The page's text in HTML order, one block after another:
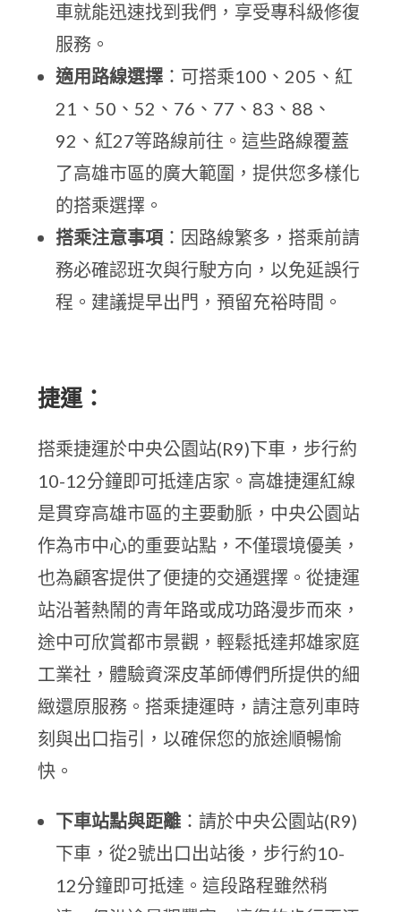
車就能迅速找到我們，享受專科級修復
服務。
適用路線選擇 ：可搭乘100、205、紅
21、50、52、76、77、83、88、
92、紅27等路線前往。這些路線覆蓋
了高雄市區的廣大範圍，提供您多樣化
的搭乘選擇。
搭乘注意事項 ：因路線繁多，搭乘前請
務必確認班次與行駛方向，以免延誤行
程。建議提早出門，預留充裕時間。
捷運：
搭乘捷運於中央公園站(R9)下車，步行約
10-12分鐘即可抵達店家。高雄捷運紅線
是貫穿高雄市區的主要動脈，中央公園站
作為市中心的重要站點，不僅環境優美，
也為顧客提供了便捷的交通選擇。從捷運
站沿著熱鬧的青年路或成功路漫步而來，
途中可欣賞都市景觀，輕鬆抵達邦雄家庭
工業社，體驗資深皮革師傅們所提供的細
緻還原服務。搭乘捷運時，請注意列車時
刻與出口指引，以確保您的旅途順暢愉
快。
下車站點與距離 ：請於中央公園站(R9)
下車，從2號出口出站後，步行約10-
12分鐘即可抵達。這段路程雖然稍